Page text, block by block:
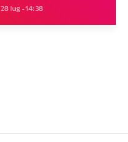
28 lug - 14:38